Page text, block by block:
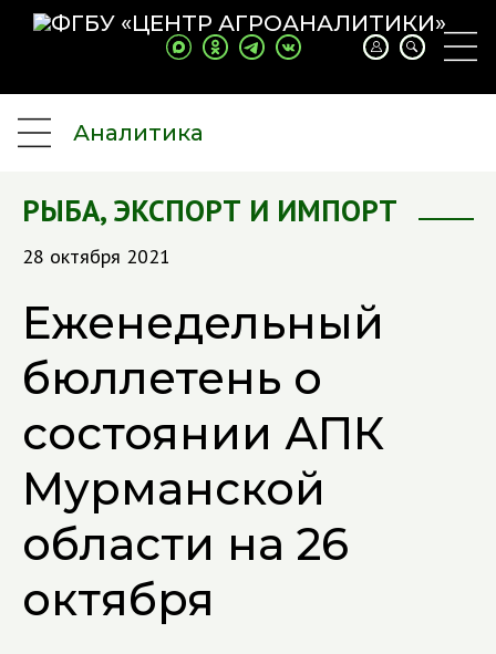
Аналитика
РЫБА, ЭКСПОРТ И ИМПОРТ
28 октября 2021
Еженедельный
бюллетень о
состоянии АПК
Мурманской
области на 26
октября